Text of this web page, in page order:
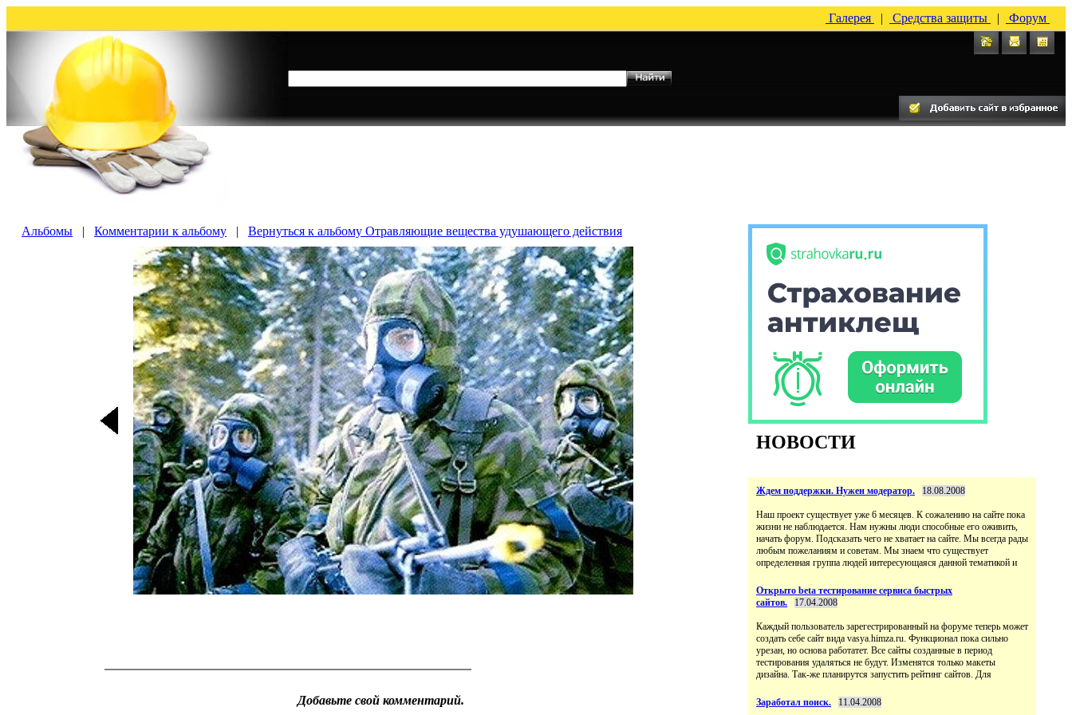
Галерея | Средства защиты | Форум
Альбомы | Комментарии к альбому | Вернуться к альбому Отравляющие вещества удушающего действия
Добавьте свой комментарий.
НОВОСТИ
Ждем поддержки. Нужен модератор. 18.08.2008
Наш проект существует уже 6 месяцев. К сожалению на сайте пока
жизни не наблюдается. Нам нужны люди способные его оживить,
начать форум. Подсказать чего не хватает на сайте. Мы всегда рады
любым пожеланиям и советам. Мы знаем что существует
определенная группа людей интересующаяся данной тематикой и
Открыто beta тестирование сервиса быстрых
сайтов.
17.04.2008
Каждый пользователь зарегестрированный на форуме теперь может
создать себе сайт вида vasya.himza.ru. Функционал пока сильно
урезан, но основа работатет. Все сайты созданные в период
тестирования удаляться не будут. Изменятся только макеты
дизайна. Так-же планирутся запустить рейтинг сайтов. Для
Заработал поиск. 11.04.2008